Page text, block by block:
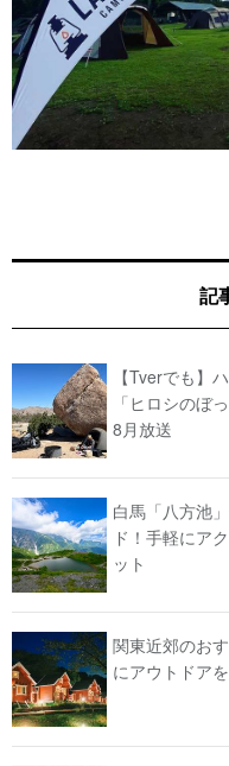
記
【Tverでも】
「ヒロシのぼ
8月放送
白馬「八方池
ド！手軽にア
ット
関東近郊のお
にアウトドア